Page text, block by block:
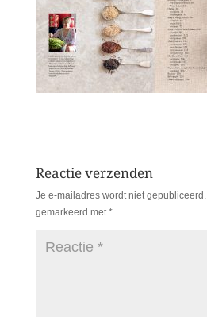
Reactie verzenden
Je e-mailadres wordt niet gepubliceerd.
gemarkeerd met*